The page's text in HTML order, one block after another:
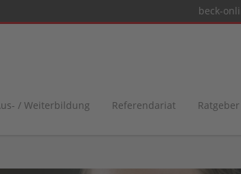
beck-
/ Weiterbildung Referendariat Ratgeber